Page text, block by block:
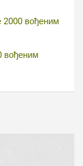
вођеним
вођеним